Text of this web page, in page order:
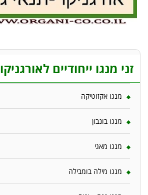
זני מנגו ייחודיים לאורגניקו
מנגו אקזוטיקה
מנגו בונבון
מנגו מאגי
מנגו מילה בומבילה